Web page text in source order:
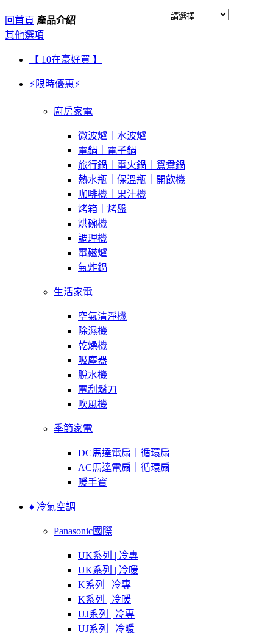
回首頁 產品介紹
其他選項
【 10在豪好買 】
⚡限時優惠⚡
廚房家電
微波爐｜水波爐
電鍋｜電子鍋
旅行鍋｜電火鍋｜鴛鴦鍋
熱水瓶｜保溫瓶｜開飲機
咖啡機｜果汁機
烤箱｜烤盤
烘碗機
調理機
電磁爐
氣炸鍋
生活家電
空氣清淨機
除濕機
乾燥機
吸塵器
脫水機
電刮鬍刀
吹風機
季節家電
DC馬達電扇｜循環扇
AC馬達電扇｜循環扇
暖手寶
♦ 冷氣空調
Panasonic國際
UK系列 | 冷專
UK系列 | 冷暖
K系列 | 冷專
K系列 | 冷暖
UJ系列 | 冷專
UJ系列 | 冷暖